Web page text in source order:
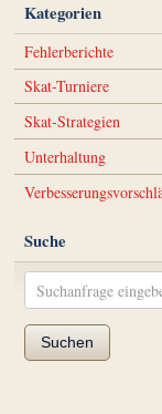
Kategorien
Fehlerberichte
Skat-Turniere
Skat-Strategien
Unterhaltung
Suche
Suchen